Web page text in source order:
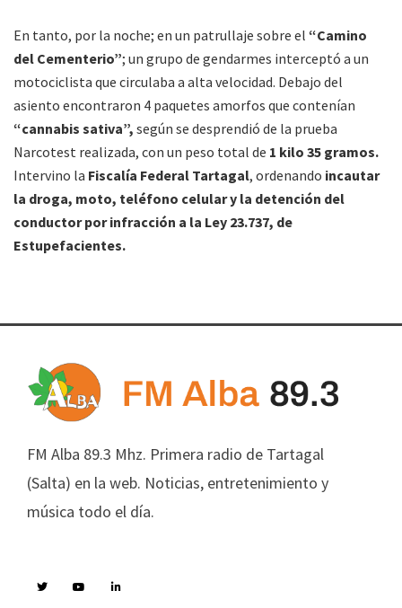
En tanto, por la noche; en un patrullaje sobre el “Camino
del Cementerio”; un grupo de gendarmes interceptó a un
motociclista que circulaba a alta velocidad. Debajo del
asiento encontraron 4 paquetes amorfos que contenían
“cannabis sativa”, según se desprendió de la prueba
Narcotest realizada, con un peso total de 1 kilo 35 gramos.
Intervino la Fiscalía Federal Tartagal, ordenando incautar
la droga, moto, teléfono celular y la detención del
conductor por infracción a la Ley 23.737, de
Estupefacientes.
FM Alba 89.3 Mhz. Primera radio de Tartagal
(Salta) en la web. Noticias, entretenimiento y
música todo el día.